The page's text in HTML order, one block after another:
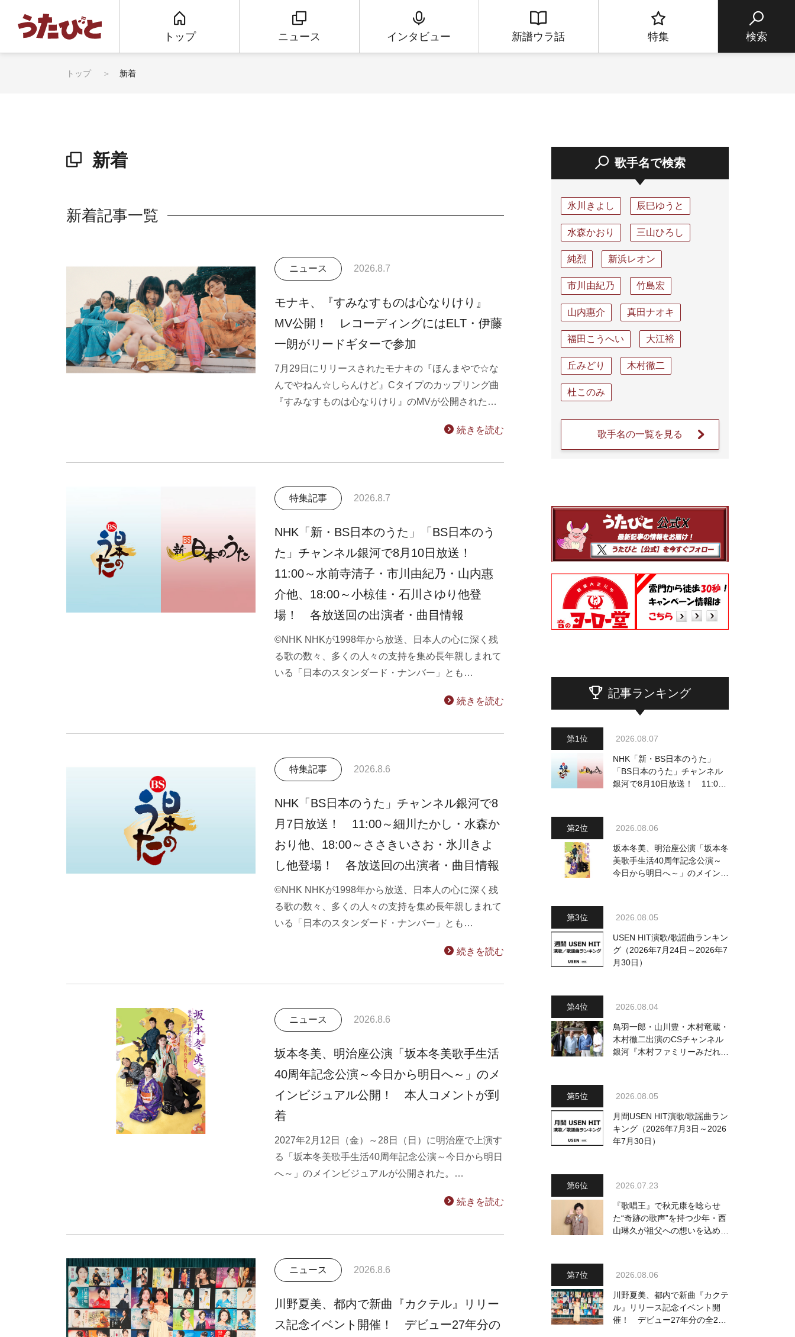
トップ ニュース インタビュー 新譜ウラ話 特集 検索
トップ 新着
新着
新着記事一覧
ニュース 2026.8.7
モナキ、『すみなすものは心なりけり』
MV公開！ レコーディングにはELT・伊藤
一朗がリードギターで参加
7月29日にリリースされたモナキの『ほんまやで☆な
んでやねん☆しらんけど』Cタイプのカップリング曲
『すみなすものは心なりけり』のMVが公開された…
続きを読む
特集記事 2026.8.7
NHK「新・BS日本のうた」「BS日本のう
た」チャンネル銀河で8月10日放送！
11:00～水前寺清子・市川由紀乃・山内惠
介他、18:00～小椋佳・石川さゆり他登
場！ 各放送回の出演者・曲目情報
©NHK NHKが1998年から放送、日本人の心に深く残
る歌の数々、多くの人々の支持を集め長年親しまれて
いる「日本のスタンダード・ナンバー」とも…
続きを読む
特集記事 2026.8.6
NHK「BS日本のうた」チャンネル銀河で8
月7日放送！ 11:00～細川たかし・水森か
おり他、18:00～ささきいさお・氷川きよ
し他登場！ 各放送回の出演者・曲目情報
©NHK NHKが1998年から放送、日本人の心に深く残
る歌の数々、多くの人々の支持を集め長年親しまれて
いる「日本のスタンダード・ナンバー」とも…
続きを読む
ニュース 2026.8.6
坂本冬美、明治座公演「坂本冬美歌手生活
40周年記念公演～今日から明日へ～」のメ
インビジュアル公開！ 本人コメントが到
着
2027年2月12日（金）～28日（日）に明治座で上演す
る「坂本冬美歌手生活40周年記念公演～今日から明日
へ～」のメインビジュアルが公開された。…
続きを読む
ニュース 2026.8.6
川野夏美、都内で新曲『カクテル』リリー
ス記念イベント開催！ デビュー27年分の
歌手名で検索
氷川きよし 辰巳ゆうと
水森かおり 三山ひろし
純烈 新浜レオン
市川由紀乃 竹島宏
山内惠介 真田ナオキ
福田こうへい 大江裕
丘みどり 木村徹二
杜このみ
歌手名の一覧を見る
記事ランキング
2026.08.07
NHK「新・BS日本のうた」
「BS日本のうた」チャンネル
銀河で8月10日放送！ 11:00
出演者・曲目情報
2026.08.06
坂本冬美、明治座公演「坂本冬
美歌手生活40周年記念公演～
今日から明日へ～」のメインビ
2026.08.05
USEN HIT演歌/歌謡曲ランキン
グ（2026年7月24日～2026年7
月30日）
2026.08.04
鳥羽一郎・山川豊・木村竜蔵・
木村徹二出演のCSチャンネル
銀河『木村ファミリーみだれ旅
2026.08.05
月間USEN HIT演歌/歌謡曲ラン
キング（2026年7月3日～2026
年7月30日）
2026.07.23
『歌唱王』で秋元康を唸らせ
た“奇跡の歌声”を持つ少年・西
山琳久が祖父への想いを込めた
いちゃんとの絆を歌った曲を聴
いてください！」
2026.08.06
川野夏美、都内で新曲『カクテ
ル』リリース記念イベント開
催！ デビュー27年分の全280